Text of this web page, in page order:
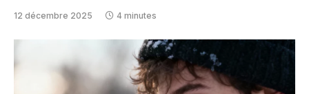
12 décembre 2025 4 minutes